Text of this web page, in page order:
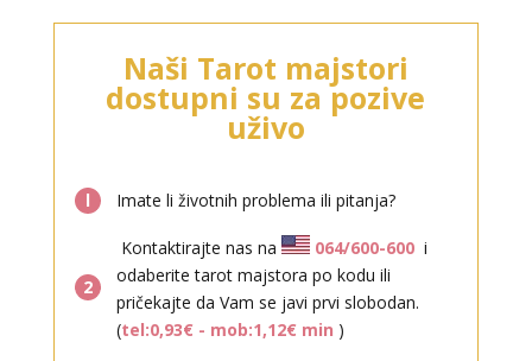
Naši Tarot majstori
dostupni su za pozive
uživo
l Imate li životnih problema ili pitanja?
2
Kontaktirajte nas na 064/600-600 i
odaberite tarot majstora po kodu ili
pričekajte da Vam se javi prvi slobodan.
(tel:0,93€ - mob:1,12€ min )